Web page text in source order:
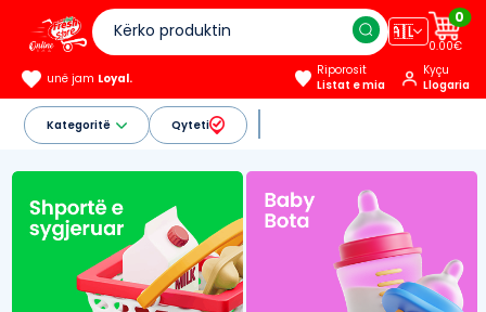
🇦🇱
0
0.00€
unë jam Loyal.
Riporosit
Listat e mia
Kyçu
Llogaria
Kategoritë Qyteti